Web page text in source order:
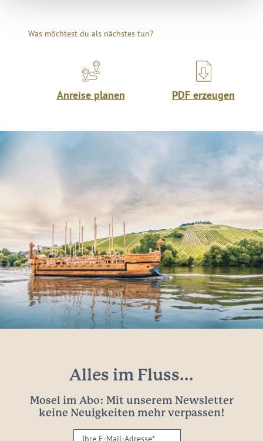
Was möchtest du als nächstes tun?
Anreise planen PDF erzeugen
Alles im Fluss...
Mosel im Abo: Mit unserem Newsletter
keine Neuigkeiten mehr verpassen!
Ihre